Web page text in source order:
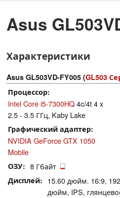
Asus
Характеристики
Asus GL503VD-FY005 (GL503
Процессор
Intel Core i5-7300HQ4c/4t 4 x
2.5 - 3.5 ГГц, Kaby Lake
Графический адаптер
NVIDIA GeForce GTX 1050
Mobile
ОЗУ 8 Гбайт
Дисплей
15.60 дюйм. 16:9,
дюйм, IPS,